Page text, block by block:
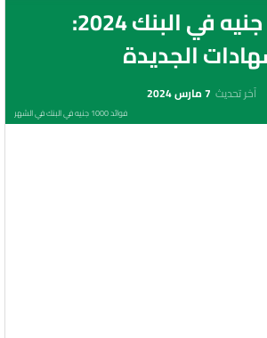
فوائد 1000 جنيه في البنك 2024:
الجديدة
آخر تحديث 7 مارس 2024
فوائد 1000 جنيه في البنك في الشهر